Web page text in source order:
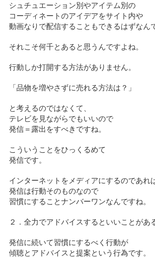
シュチュエーション別やアイテム別の
コーディネートのアイデアをサイト内や
動画なりで配信することもできるはずなん
それこそ何千とあると思うんですよね。
行動しか打開する方法がありません。
「品物を増やさずに売れる方法は？」
と考えるのではなくて、
テレビを見ながらでもいいので
発信＝露出をすべきですね。
こういうことをひっくるめて
発信です。
インターネットをメディアにするのであれ
発信は行動そのものなので
習慣にすることナンバーワンなんですね。
２．全力でアドバイスするといいことがあ
発信に続いて習慣にするべく行動が
傾聴とアドバイスと提案という行為です。